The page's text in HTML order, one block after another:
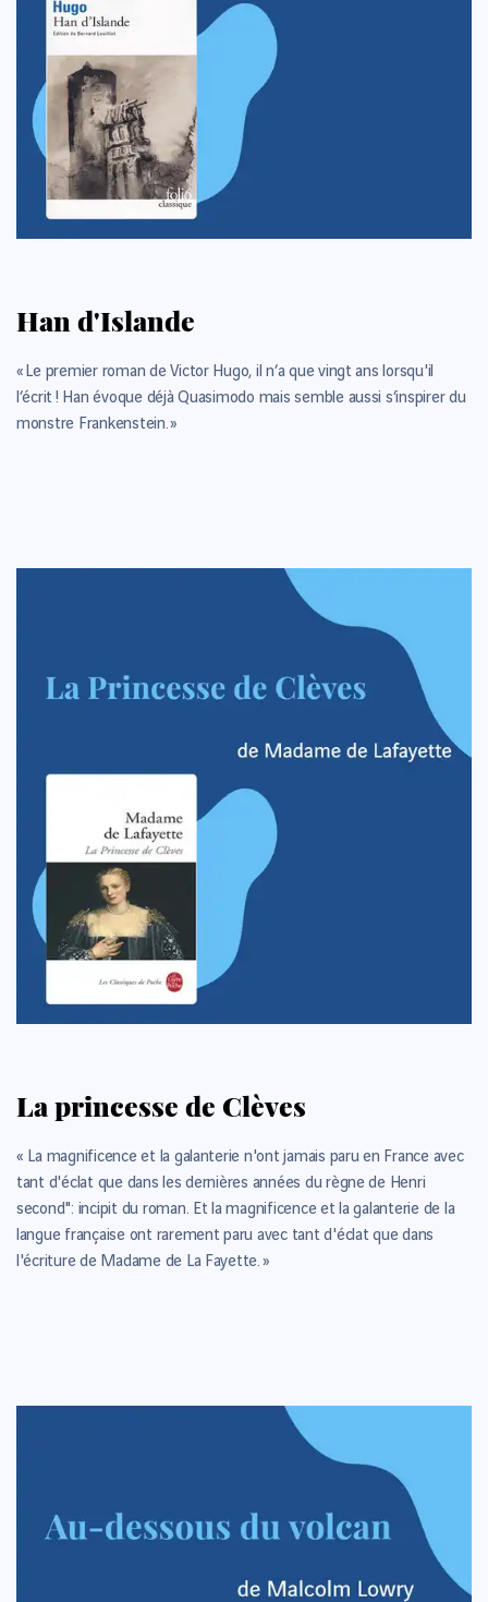
Han d'Islande
« Le premier roman de Victor Hugo, il n’a que vingt ans lorsqu'il
l’écrit ! Han évoque déjà Quasimodo mais semble aussi s’inspirer du
monstre Frankenstein. »
La princesse de Clèves
« La magnificence et la galanterie n'ont jamais paru en France avec
tant d'éclat que dans les dernières années du règne de Henri
second": incipit du roman. Et la magnificence et la galanterie de la
langue française ont rarement paru avec tant d'éclat que dans
l'écriture de Madame de La Fayette. »